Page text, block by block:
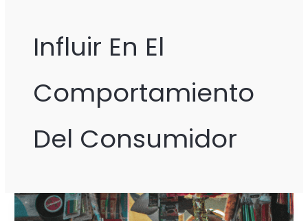
Influir En El
Comportamiento
Del Consumidor
LAS
TIENDAS